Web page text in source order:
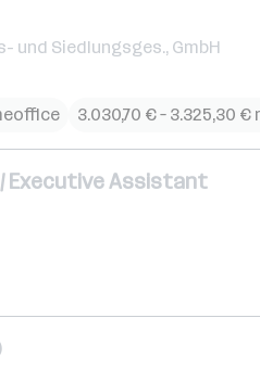
und Siedlungsges., GmbH
3.030,70 € – 3.325,30
Executive Assistant